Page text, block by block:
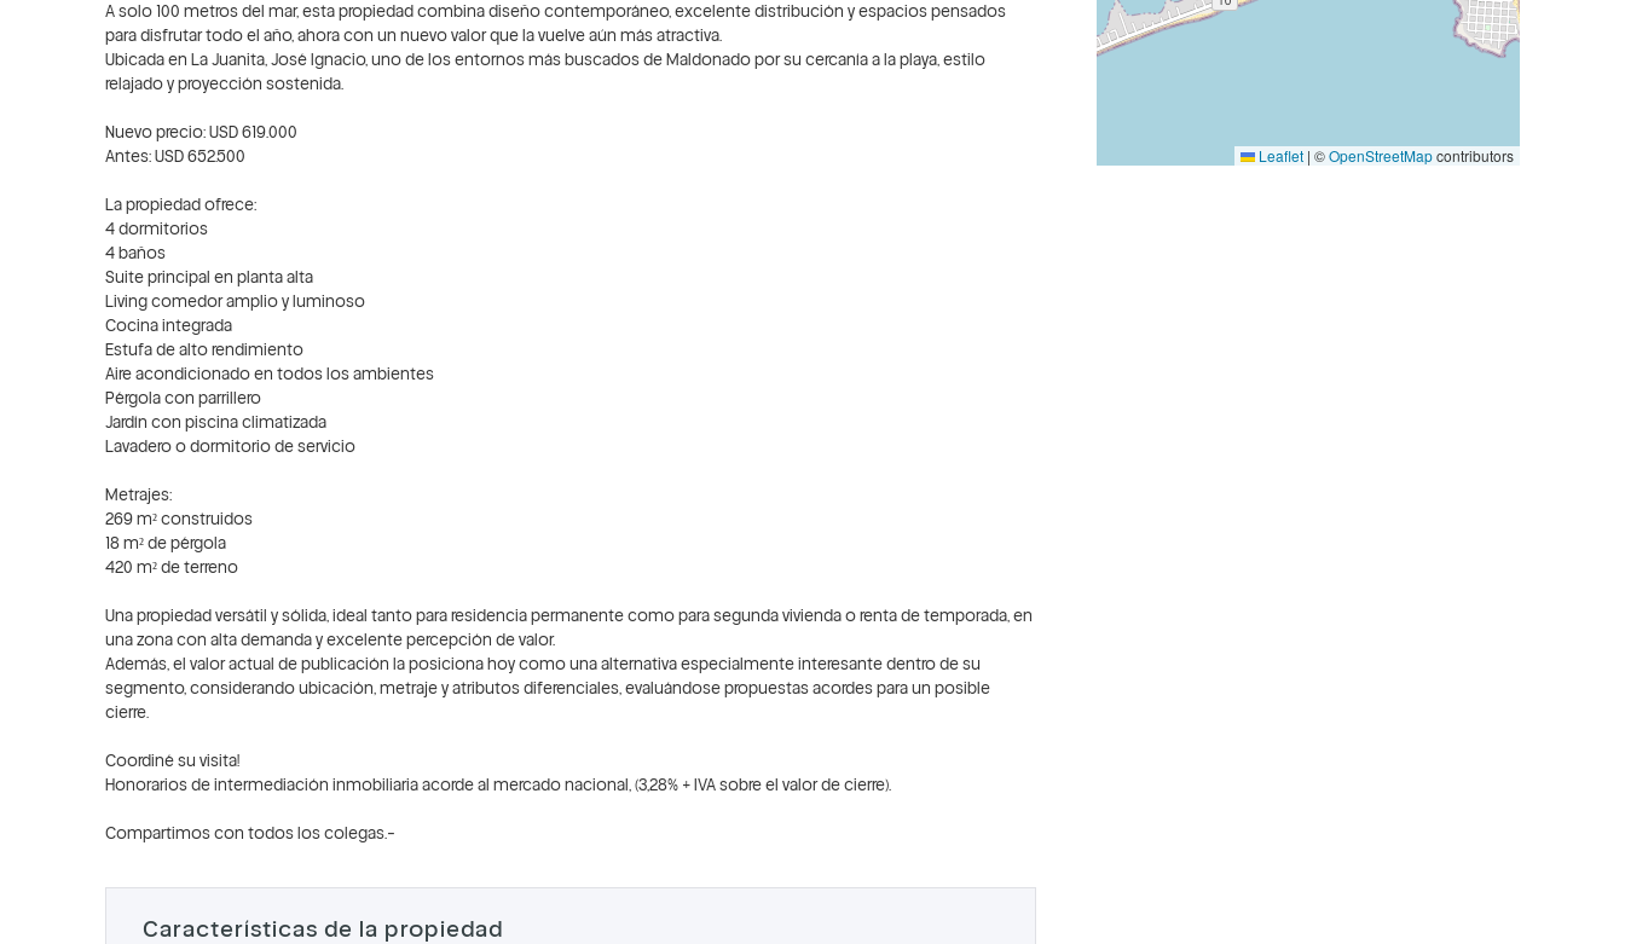
A solo 100 metros del mar, esta propiedad combina diseño contemporáneo, excelente distribución y espacios pensados
para disfrutar todo el año, ahora con un nuevo valor que la vuelve aún más atractiva.
Ubicada en La Juanita, José Ignacio, uno de los entornos más buscados de Maldonado por su cercanía a la playa, estilo
relajado y proyección sostenida.
Nuevo precio: USD 619.000
Antes: USD 652.500
La propiedad ofrece:
4 dormitorios
4 baños
Suite principal en planta alta
Living comedor amplio y luminoso
Cocina integrada
Estufa de alto rendimiento
Aire acondicionado en todos los ambientes
Pérgola con parrillero
Jardín con piscina climatizada
Lavadero o dormitorio de servicio
Metrajes:
269 m² construidos
18 m² de pérgola
420 m² de terreno
Una propiedad versátil y sólida, ideal tanto para residencia permanente como para segunda vivienda o renta de temporada, en
una zona con alta demanda y excelente percepción de valor.
Además, el valor actual de publicación la posiciona hoy como una alternativa especialmente interesante dentro de su
segmento, considerando ubicación, metraje y atributos diferenciales, evaluándose propuestas acordes para un posible
cierre.
Coordiné su visita!
Honorarios de intermediación inmobiliaria acorde al mercado nacional, (3,28% + IVA sobre el valor de cierre).
Compartimos con todos los colegas.-
Características de la propiedad
Leaflet | ©OpenStreetMapcontributors